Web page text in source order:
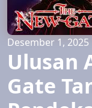
Desember 1, 2025
Ulusan
Gate